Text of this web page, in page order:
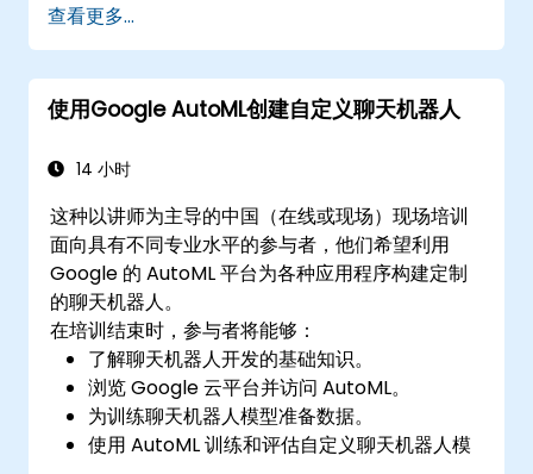
MLlib和Jupyter笔记本进行实践AI开发的成熟方
法。帮助专业人员实现实用的ML模型，评估算法局
限性，并完成解决实际问题的应用项目。
查看更多...
使用Google AutoML创建自定义聊天机器人
14 小时
这种以讲师为主导的中国（在线或现场）现场培训
面向具有不同专业水平的参与者，他们希望利用
Google 的 AutoML 平台为各种应用程序构建定制
的聊天机器人。
在培训结束时，参与者将能够：
了解聊天机器人开发的基础知识。
浏览 Google 云平台并访问 AutoML。
为训练聊天机器人模型准备数据。
使用 AutoML 训练和评估自定义聊天机器人模